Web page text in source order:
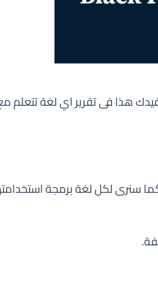
هذا فى تقرير اي لغة تتعلم
سنرى لكل لغة برمجة